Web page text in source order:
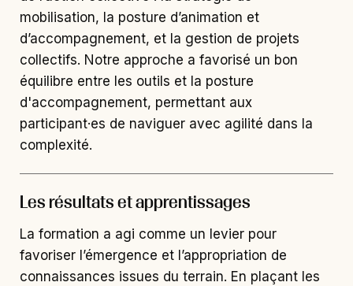
mobilisation, la posture d’animation et
d’accompagnement, et la gestion de projets
collectifs. Notre approche a favorisé un bon
équilibre entre les outils et la posture
d'accompagnement, permettant aux
participant·es de naviguer avec agilité dans la
complexité.
Les résultats et apprentissages
La formation a agi comme un levier pour
favoriser l’émergence et l’appropriation de
connaissances issues du terrain. En plaçant les